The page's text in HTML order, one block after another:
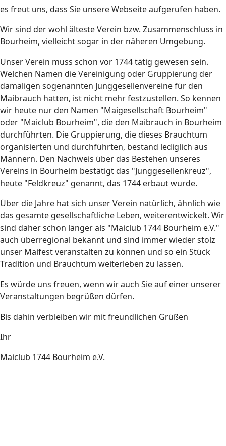
es freut uns, dass Sie unsere Webseite aufgerufen haben.
Wir sind der wohl älteste Verein bzw. Zusammenschluss in
Bourheim, vielleicht sogar in der näheren Umgebung.
Unser Verein muss schon vor 1744 tätig gewesen sein.
Welchen Namen die Vereinigung oder Gruppierung der
damaligen sogenannten Junggesellenvereine für den
Maibrauch hatten, ist nicht mehr festzustellen. So kennen
wir heute nur den Namen "Maigesellschaft Bourheim"
oder "Maiclub Bourheim", die den Maibrauch in Bourheim
durchführten. Die Gruppierung, die dieses Brauchtum
organisierten und durchführten, bestand lediglich aus
Männern. Den Nachweis über das Bestehen unseres
Vereins in Bourheim bestätigt das "Junggesellenkreuz",
heute "Feldkreuz" genannt, das 1744 erbaut wurde.
Über die Jahre hat sich unser Verein natürlich, ähnlich wie
das gesamte gesellschaftliche Leben, weiterentwickelt. Wir
sind daher schon länger als "Maiclub 1744 Bourheim e.V."
auch überregional bekannt und sind immer wieder stolz
unser Maifest veranstalten zu können und so ein Stück
Tradition und Brauchtum weiterleben zu lassen.
Es würde uns freuen, wenn wir auch Sie auf einer unserer
Veranstaltungen begrüßen dürfen.
Bis dahin verbleiben wir mit freundlichen Grüßen
Ihr
Maiclub 1744 Bourheim e.V.